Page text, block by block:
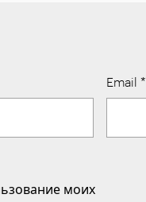
Email *
моих